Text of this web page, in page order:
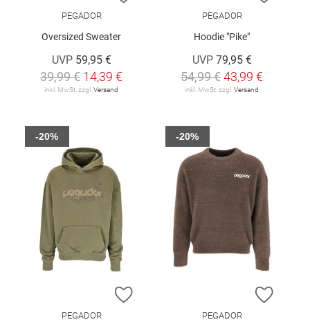
PEGADOR
Oversized Sweater
UVP 59,95 €
39,99 € 14,39 €
inkl. MwSt. zzgl.Versand
PEGADOR
Hoodie "Pike"
UVP 79,95 €
54,99 €43,99 €
inkl. MwSt. zzgl.Versand
ZUR WUNSCHLISTE HINZUFÜGEN
PEGADOR
-20%
ZUR
PEGADOR
-20%